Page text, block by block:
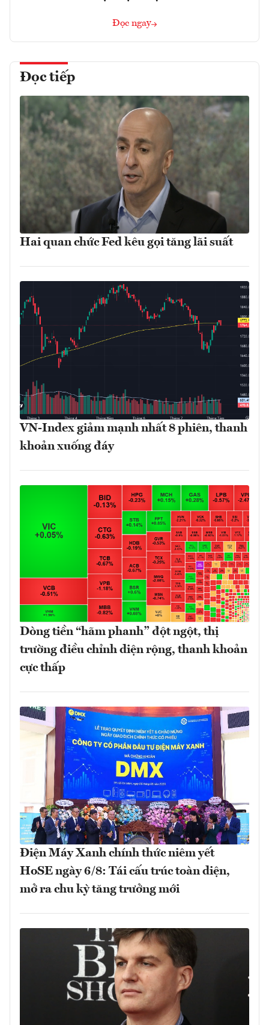
Đọc ngay
Đọc tiếp
Hai quan chức Fed kêu gọi tăng lãi suất
VN-Index giảm mạnh nhất 8 phiên, thanh
khoản xuống đáy
Dòng tiền “hãm phanh” đột ngột, thị
trường điều chỉnh diện rộng, thanh khoản
cực thấp
Điện Máy Xanh chính thức niêm yết
HoSE ngày 6/8: Tái cấu trúc toàn diện,
mở ra chu kỳ tăng trưởng mới